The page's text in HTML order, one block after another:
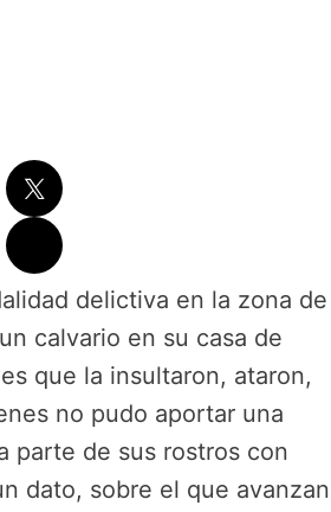
delictiva en la zona de
calvario en su casa de
que la insultaron, ataron,
no pudo aportar una
parte de sus rostros con
dato, sobre el que avanzan